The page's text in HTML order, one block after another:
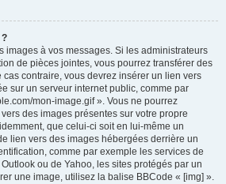
images à vos messages. Si les administrateurs
de pièces jointes, vous pourrez transférer des
contraire, vous devrez insérer un lien vers
sur un serveur internet public, comme par
mon-image.gif ». Vous ne pourrez
des images présentes sur votre propre
que celui-ci soit en lui-même un
lien vers des images hébergées derrière un
comme par exemple les services de
ou de Yahoo, les sites protégés par un
une image, utilisez la balise BBCode « [img] ».